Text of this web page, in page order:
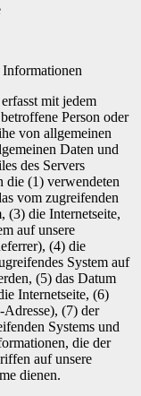
mit jedem
Person oder
von allgemeinen
Daten und
des Servers
die (1) verwendeten
vom zugreifenden
(3) die Internetseite,
auf unsere
(4) die
System auf
(5) das Datum
Internetseite, (6)
(7) der
Systems und
die der
auf unsere
dienen.